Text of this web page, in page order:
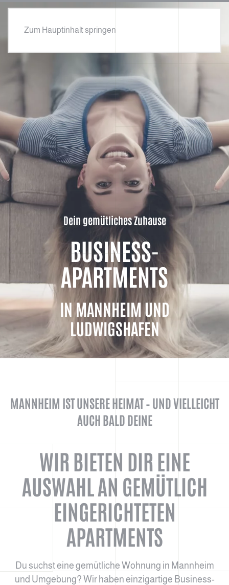
Zum Hauptinhalt springen
Dein gemütliches Zuhause
BUSINESS-
APARTMENTS
IN MANNHEIM UND
LUDWIGSHAFEN
MANNHEIM IST UNSERE HEIMAT – UND VIELLEICHT
AUCH BALD DEINE
WIR BIETEN DIR EINE
AUSWAHL AN GEMÜTLICH
EINGERICHTETEN
APARTMENTS
Du suchst eine gemütliche Wohnung in Mannheim
und Umgebung? Wir haben einzigartige Business-